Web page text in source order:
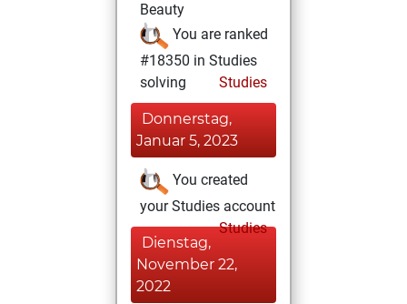
Beauty
You are ranked
#18350 in Studies
solving
Studies
Donnerstag,
Januar 5, 2023
You created
your Studies account
Studies
Dienstag,
November 22,
2022